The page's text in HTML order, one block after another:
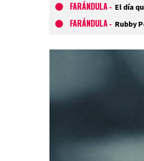
FARÁNDULA - El día
FARÁNDULA - Rubby